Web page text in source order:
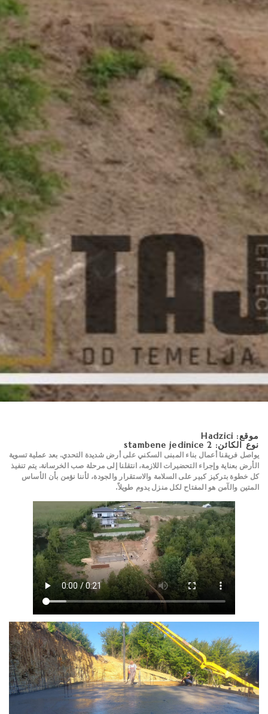
موقع: Hadzici
نوع الكائن: 2 stambene jedinice
يواصل فريقنا أعمال بناء المبنى السكني على أرض شديدة التحدي. بعد عملية تسوية
الأرض بعناية وإجراء التحضيرات اللازمة، انتقلنا إلى مرحلة صب الخرسانة. يتم تنفيذ
كل خطوة بتركيز كبير على السلامة والاستقرار والجودة، لأننا نؤمن بأن الأساس
المتين والآمن هو المفتاح لكل منزل يدوم طويلاً.